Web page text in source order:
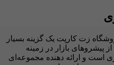
زت کارپت یک گزینه بسیار
بازار در زمینه
است و ارائه دهنده مجموعه‌ای